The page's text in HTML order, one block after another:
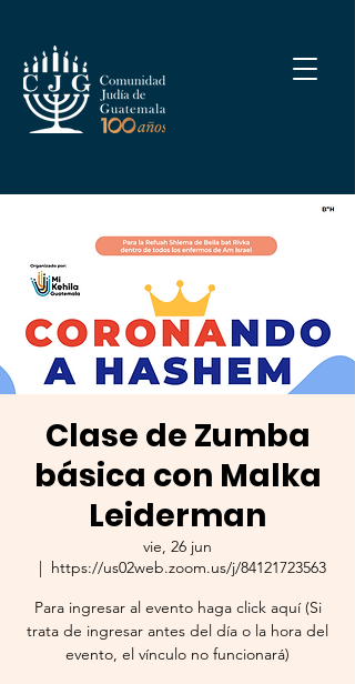
Clase de Zumba
básica con Malka
Leiderman
vie, 26 jun
  |
https://us02web.zoom.us/j/84121723563
Para ingresar al evento haga click aquí (Si
trata de ingresar antes del día o la hora del
evento, el vínculo no funcionará)